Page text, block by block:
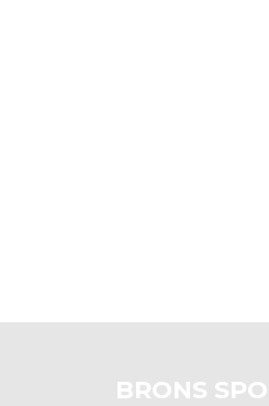
BRONS